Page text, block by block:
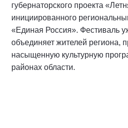
губернаторского проекта
инициированного
«Единая Россия». Фестиваль
объединяет жителей региона,
насыщенную культурную
районах области.